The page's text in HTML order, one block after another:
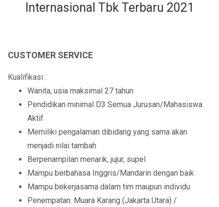
Internasional Tbk Terbaru 2021
CUSTOMER SERVICE
Kualifikasi :
Wanita, usia maksimal 27 tahun
Pendidikan minimal D3 Semua Jurusan/Mahasiswa
Aktif
Memiliki pengalaman dibidang yang sama akan
menjadi nilai tambah
Berpenampilan menarik, jujur, supel
Mampu berbahasa Inggris/Mandarin dengan baik
Mampu bekerjasama dalam tim maupun individu
Penempatan: Muara Karang (Jakarta Utara) /